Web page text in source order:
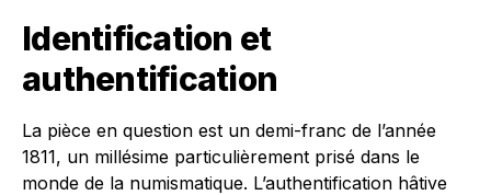
Identification et
authentification
La pièce en question est un demi-franc de l’année
1811, un millésime particulièrement prisé dans le
monde de la numismatique. L’authentification hâtive